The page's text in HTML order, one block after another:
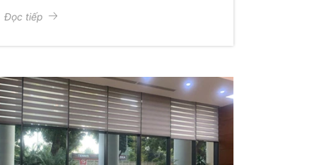
nhiệt nhà kính chính hãng từ Gia Huy, giúp
Đọc tiếp